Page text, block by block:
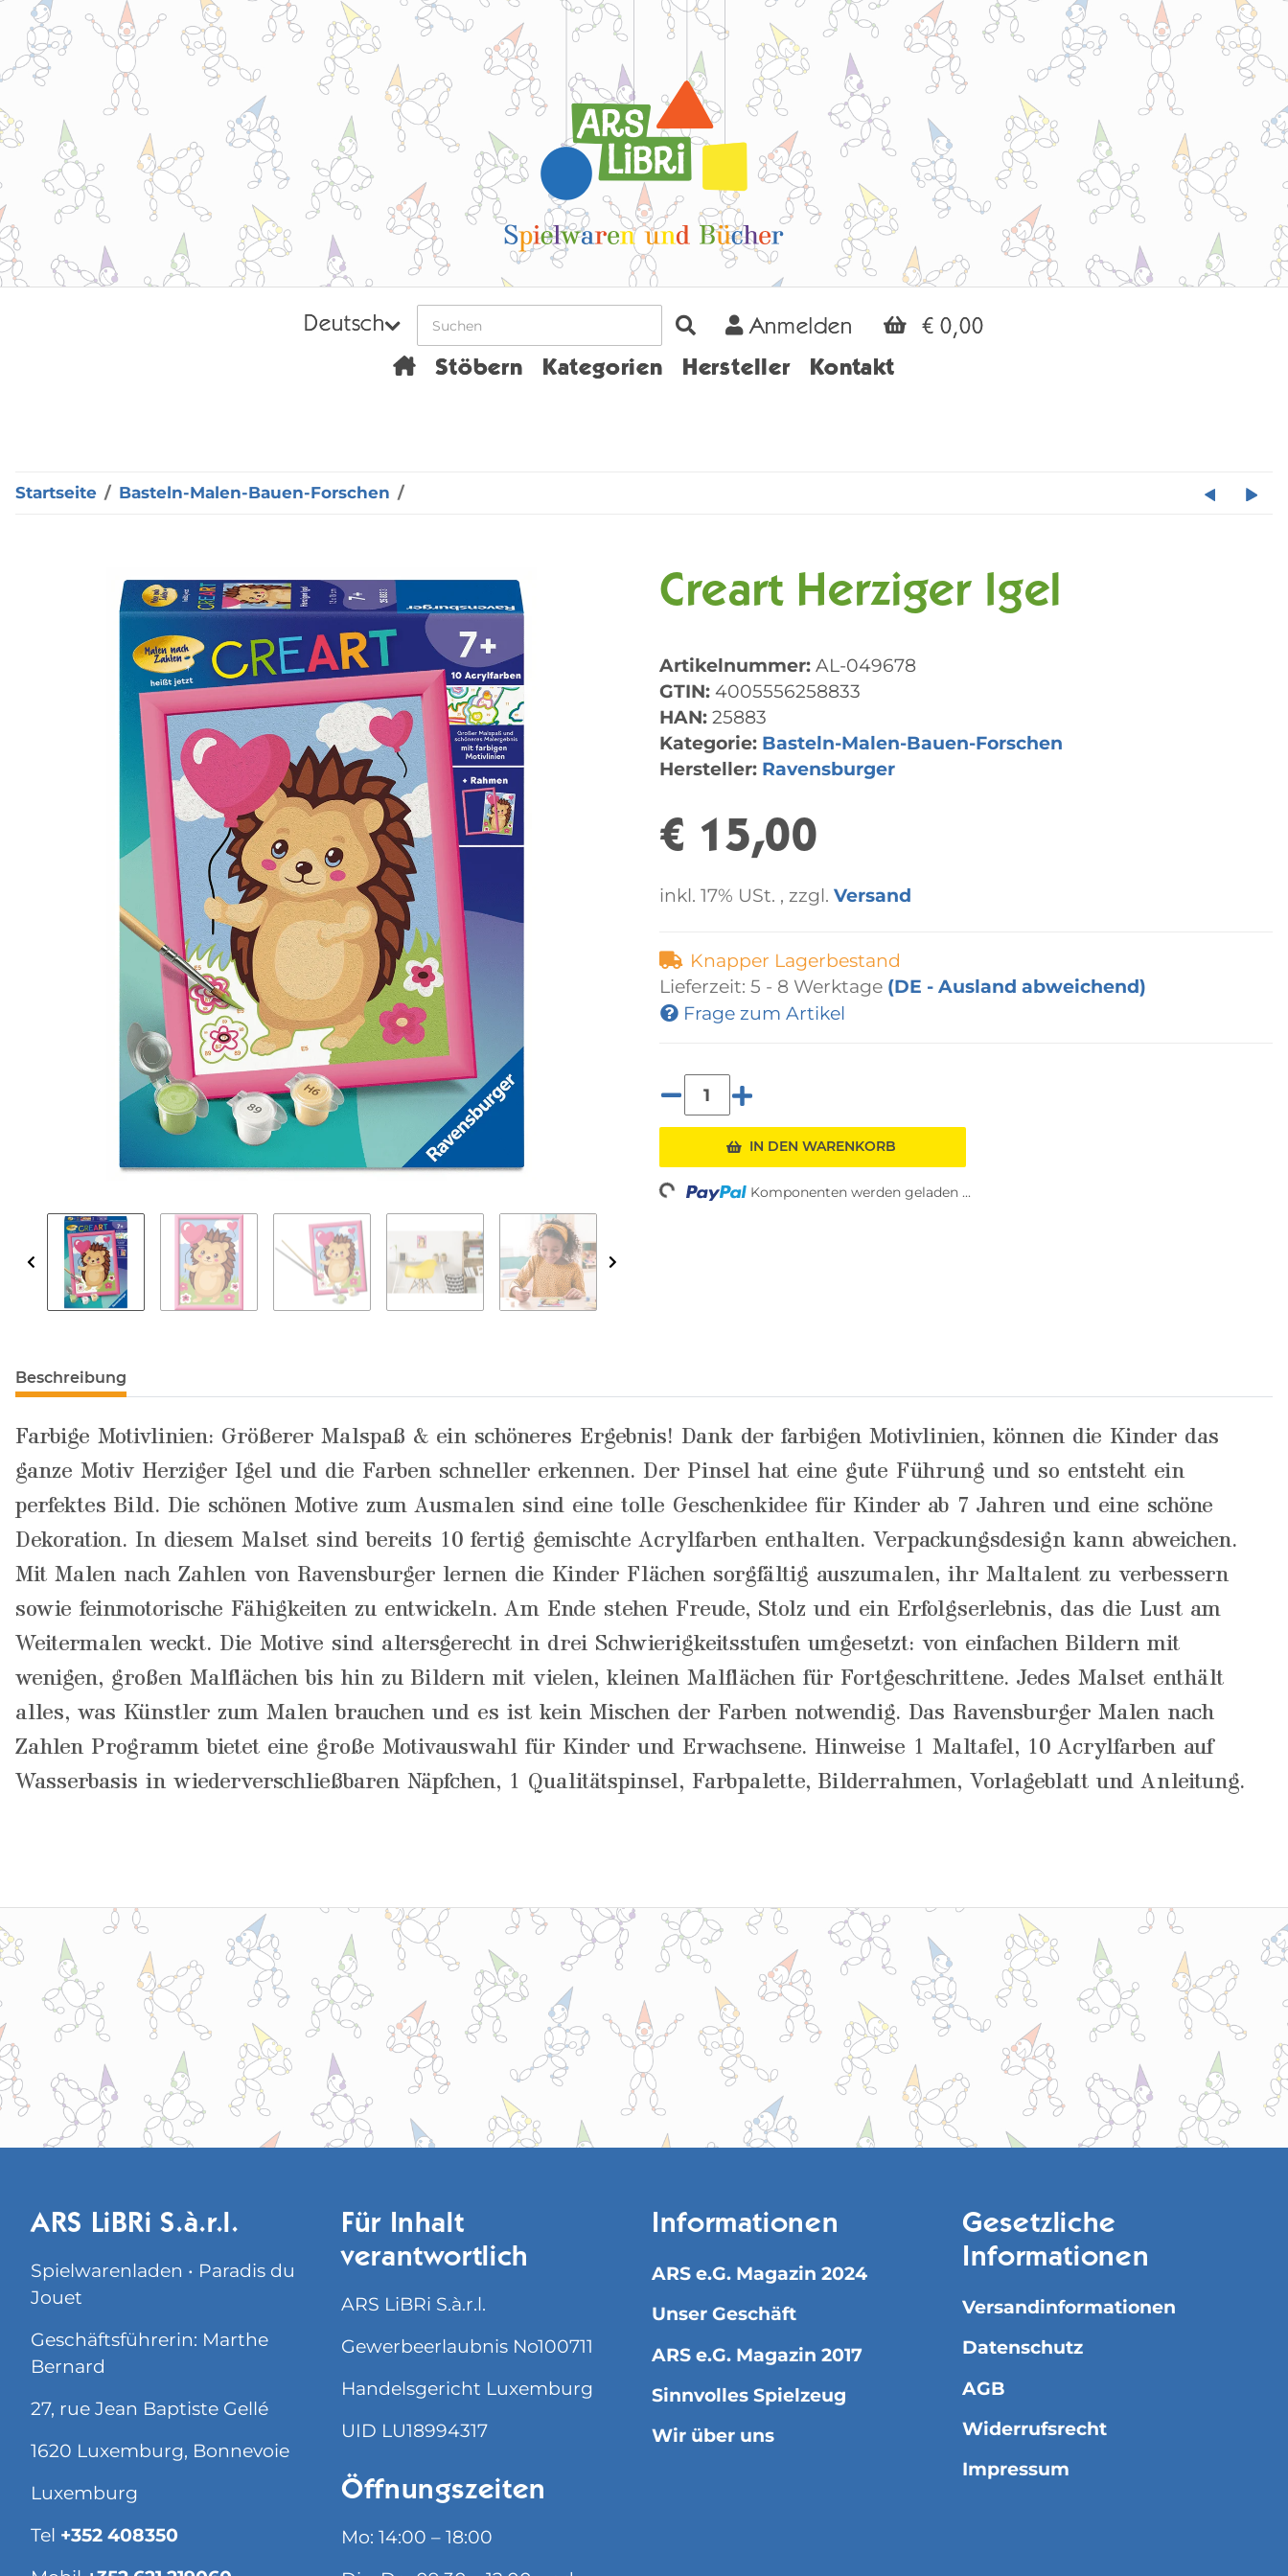
Deutsch
Home
Stöbern Kategorien Hersteller Kontakt
Anmelden € 0,00
Startseite Basteln-Malen-Bauen-Forschen
Creart Herziger Igel
Artikelnummer: AL-049678
GTIN: 4005556258833
HAN: 25883
Kategorie: Basteln-Malen-Bauen-Forschen
Hersteller: Ravensburger
€ 15,00
inkl. 17% USt. , zzgl. Versand
Knapper Lagerbestand
Lieferzeit: 5 - 8 Werktage (DE - Ausland abweichend)
Frage zum Artikel
IN DEN WARENKORB
Loading... Komponenten werden geladen ...
Beschreibung
Farbige Motivlinien: Größerer Malspaß & ein schöneres Ergebnis! Dank der farbigen Motivlinien, können die Kinder das
ganze Motiv Herziger Igel und die Farben schneller erkennen. Der Pinsel hat eine gute Führung und so entsteht ein
perfektes Bild. Die schönen Motive zum Ausmalen sind eine tolle Geschenkidee für Kinder ab 7 Jahren und eine schöne
Dekoration. In diesem Malset sind bereits 10 fertig gemischte Acrylfarben enthalten. Verpackungsdesign kann abweichen.
Mit Malen nach Zahlen von Ravensburger lernen die Kinder Flächen sorgfältig auszumalen, ihr Maltalent zu verbessern
sowie feinmotorische Fähigkeiten zu entwickeln. Am Ende stehen Freude, Stolz und ein Erfolgserlebnis, das die Lust am
Weitermalen weckt. Die Motive sind altersgerecht in drei Schwierigkeitsstufen umgesetzt: von einfachen Bildern mit
wenigen, großen Malflächen bis hin zu Bildern mit vielen, kleinen Malflächen für Fortgeschrittene. Jedes Malset enthält
alles, was Künstler zum Malen brauchen und es ist kein Mischen der Farben notwendig. Das Ravensburger Malen nach
Zahlen Programm bietet eine große Motivauswahl für Kinder und Erwachsene. Hinweise 1 Maltafel, 10 Acrylfarben auf
Wasserbasis in wiederverschließbaren Näpfchen, 1 Qualitätspinsel, Farbpalette, Bilderrahmen, Vorlageblatt und Anleitung.
ARS LiBRi S.à.r.l.
Spielwarenladen • Paradis du
Jouet
Geschäftsführerin: Marthe
Bernard
27, rue Jean Baptiste Gellé
1620 Luxemburg, Bonnevoie
Luxemburg
Tel +352 408350
Für Inhalt
verantwortlich
ARS LiBRi S.à.r.l.
Gewerbeerlaubnis No100711
Handelsgericht Luxemburg
UID LU18994317
Öffnungszeiten
Mo: 14:00 – 18:00
Informationen
ARS e.G. Magazin 2024
Unser Geschäft
ARS e.G. Magazin 2017
Sinnvolles Spielzeug
Wir über uns
Gesetzliche
Informationen
Versandinformationen
Datenschutz
AGB
Widerrufsrecht
Impressum